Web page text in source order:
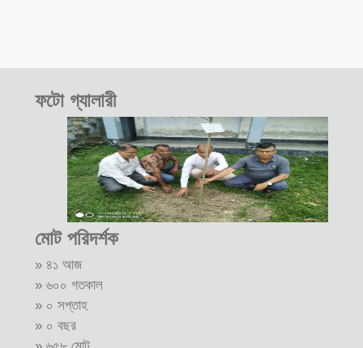
ফটো গ্যালারী
মোট পরিদর্শক
» ৪১ আজ
» ৬০০ গতকাল
» ০ সপ্তাহ
» ০ বছর